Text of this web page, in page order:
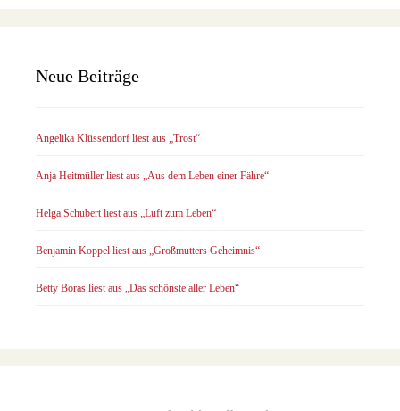
Neue Beiträge
Angelika Klüssendorf liest aus „Trost“
Anja Heitmüller liest aus „Aus dem Leben einer Fähre“
Helga Schubert liest aus „Luft zum Leben“
Benjamin Koppel liest aus „Großmutters Geheimnis“
Betty Boras liest aus „Das schönste aller Leben“